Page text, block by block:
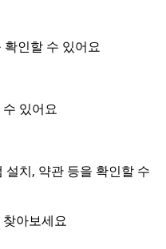
인할 수 있어요
있어요
설치, 약관 등을 확인할 수
아보세요